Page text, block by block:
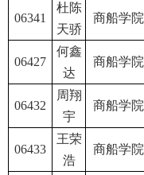
06341
杜陈
天骄
商船学院
06427
何鑫
达
商船学院
06432
周翔
宇
商船学院
06433
王荣
浩
商船学院